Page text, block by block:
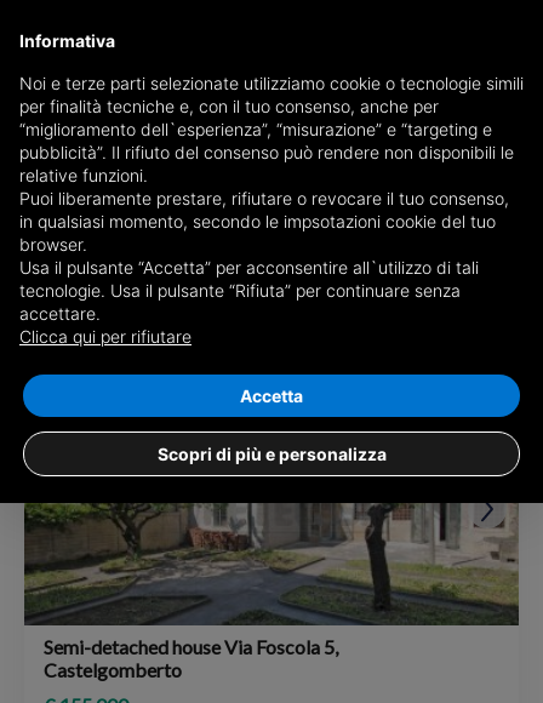
Receive a copy of the newspaper by mail
Choose newspaper
1 result for
in Castelgomberto
Semi-detached house Via Foscola 5,
Castelgomberto
Informativa
Noi e terze parti selezionate utilizziamo cookie o tecnologie simili
per finalità tecniche e, con il tuo consenso, anche per
“miglioramento dell`esperienza”, “misurazione” e “targeting e
pubblicità”. Il rifiuto del consenso può rendere non disponibili le
relative funzioni.
Puoi liberamente prestare, rifiutare o revocare il tuo consenso,
in qualsiasi momento, secondo le impsotazioni cookie del tuo
browser.
Usa il pulsante “Accetta” per acconsentire all`utilizzo di tali
tecnologie. Usa il pulsante “Rifiuta” per continuare senza
accettare.
Clicca qui per rifiutare
Scopri di più e personalizza
Accetta